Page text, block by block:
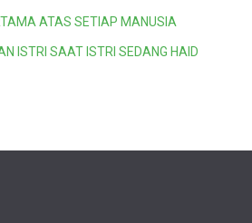
ATAS SETIAP MANUSIA
ISTRI SAAT ISTRI SEDANG HAID